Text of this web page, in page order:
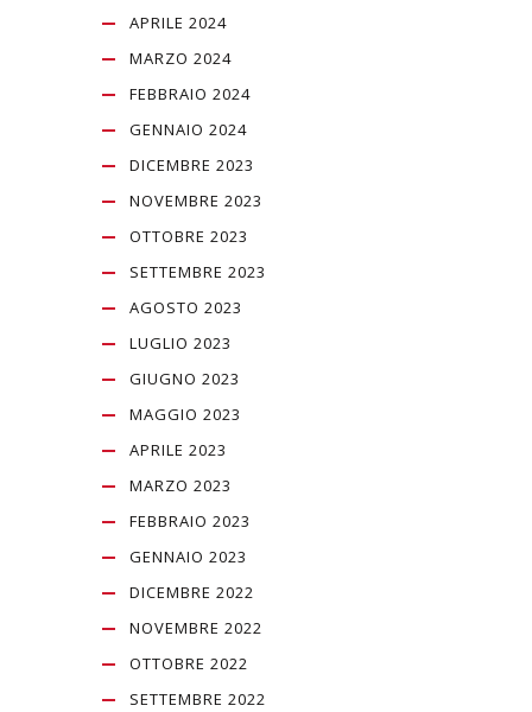
APRILE 2024
MARZO 2024
FEBBRAIO 2024
GENNAIO 2024
DICEMBRE 2023
NOVEMBRE 2023
OTTOBRE 2023
SETTEMBRE 2023
AGOSTO 2023
LUGLIO 2023
GIUGNO 2023
MAGGIO 2023
APRILE 2023
MARZO 2023
FEBBRAIO 2023
GENNAIO 2023
DICEMBRE 2022
NOVEMBRE 2022
OTTOBRE 2022
SETTEMBRE 2022